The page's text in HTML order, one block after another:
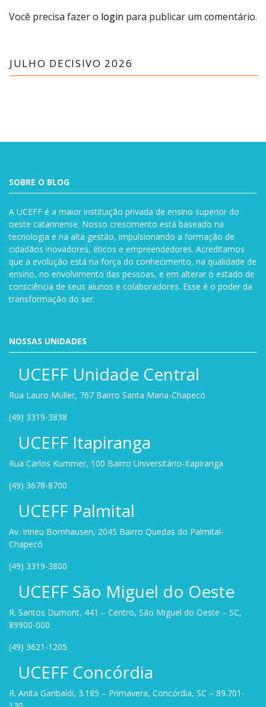
Você precisa fazer o login para publicar um comentário.
JULHO DECISIVO 2026
SOBRE O BLOG
A UCEFF é a maior instituição privada de ensino superior do
oeste catarinense. Nosso crescimento está baseado na
tecnologia e na alta gestão, impulsionando a formação de
cidadãos inovadores, éticos e empreendedores. Acreditamos
que a evolução está na força do conhecimento, na qualidade de
ensino, no envolvimento das pessoas, e em alterar o estado de
consciência de seus alunos e colaboradores. Esse é o poder da
transformação do ser.
NOSSAS UNIDADES
UCEFF Unidade Central
Rua Lauro Müller, 767 Bairro Santa Maria-Chapecó
(49) 3319-3838
UCEFF Itapiranga
Rua Carlos Kummer, 100 Bairro Universitário-Itapiranga
(49) 3678-8700
UCEFF Palmital
Av. Irineu Bornhausen, 2045 Bairro Quedas do Palmital-
Chapecó
(49) 3319-3800
UCEFF São Miguel do Oeste
R. Santos Dumont, 441 – Centro, São Miguel do Oeste – SC,
89900-000
(49) 3621-1205
UCEFF Concórdia
R. Anita Garibaldi, 3.185 – Primavera, Concórdia, SC – 89.701-